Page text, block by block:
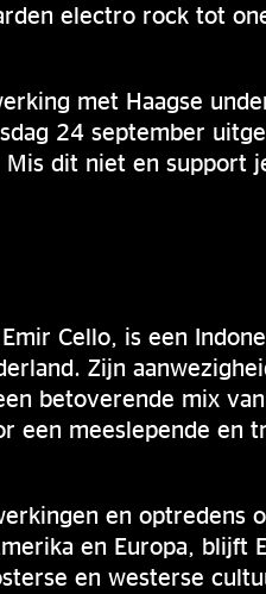
electro rock tot
met Haagse
24 september
dit niet en support
Cello, is een
Zijn
betoverende mix
een meeslepende en
en optredens
en Europa, blijft
en westerse